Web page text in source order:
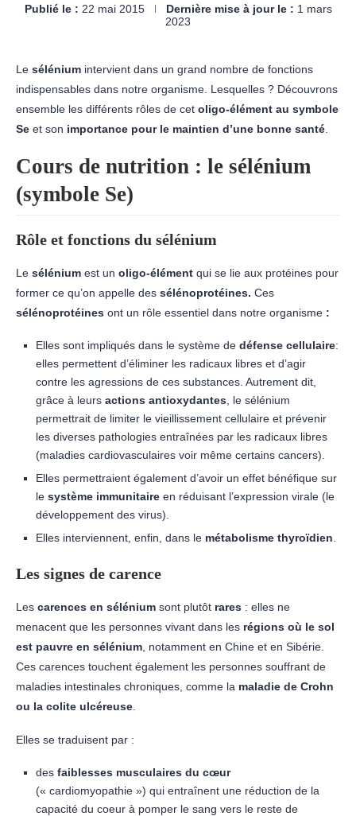
Publié le : 22 mai 2015 Dernière mise à jour le : 1 mars
2023
Le sélénium intervient dans un grand nombre de fonctions
indispensables dans notre organisme. Lesquelles ? Découvrons
ensemble les différents rôles de cet oligo-élément au symbole
Se et son importance pour le maintien d’une bonne santé
Cours de nutrition : le sélénium
(symbole Se)
Rôle et fonctions du sélénium
Le sélénium est un oligo-élément qui se lie aux protéines pour
former ce qu’on appelle des sélénoprotéines. Ces
sélénoprotéines ont un rôle essentiel dans notre organisme :
Elles sont impliqués dans le système de défense cellulaire:
elles permettent d’éliminer les radicaux libres et d’agir
contre les agressions de ces substances. Autrement dit,
grâce à leurs actions antioxydantes , le sélénium
permettrait de limiter le vieillissement cellulaire et prévenir
les diverses pathologies entraînées par les radicaux libres
(maladies cardiovasculaires voir même certains cancers).
Elles permettraient également d’avoir un effet bénéfique sur
le système immunitaire en réduisant l’expression virale (le
développement des virus).
Elles interviennent, enfin, dans le métabolisme thyroïdien
Les signes de carence
Les carences en sélénium sont plutôt rares : elles ne
menacent que les personnes vivant dans les régions où le sol
est pauvre en sélénium , notamment en Chine et en Sibérie.
Ces carences touchent également les personnes souffrant de
maladies intestinales chroniques, comme la maladie de Crohn
ou la colite ulcéreuse
Elles se traduisent par :
des faiblesses musculaires du cœur
(« cardiomyopathie ») qui entraînent une réduction de la
capacité du coeur à pomper le sang vers le reste de